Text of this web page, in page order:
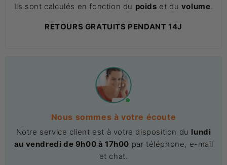
Ils sont calculés en fonction du poids et du volume.
RETOURS GRATUITS PENDANT 14J
Nous sommes à votre écoute
Notre service client est à votre disposition du lundi
au vendredi de 9h00 à 17h00 par téléphone, e-mail
et chat.